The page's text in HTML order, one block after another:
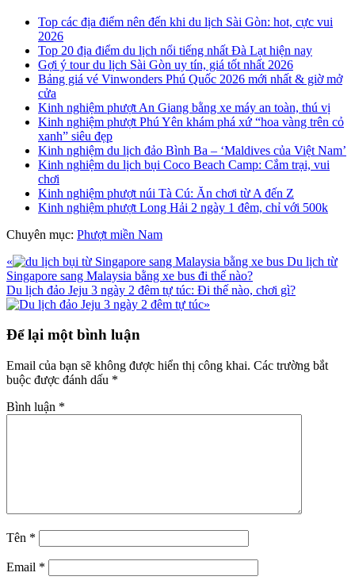
Top các địa điểm nên đến khi du lịch Sài Gòn: hot, cực vui
2026
Top 20 địa điểm du lịch nổi tiếng nhất Đà Lạt hiện nay
Gợi ý tour du lịch Sài Gòn uy tín, giá tốt nhất 2026
Bảng giá vé Vinwonders Phú Quốc 2026 mới nhất & giờ mở
cửa
Kinh nghiệm phượt An Giang bằng xe máy an toàn, thú vị
Kinh nghiệm phượt Phú Yên khám phá xứ “hoa vàng trên cỏ
xanh” siêu đẹp
Kinh nghiệm du lịch đảo Bình Ba – ‘Maldives của Việt Nam’
Kinh nghiệm du lịch bụi Coco Beach Camp: Cắm trại, vui
chơi
Kinh nghiệm phượt núi Tà Cú: Ăn chơi từ A đến Z
Kinh nghiệm phượt Long Hải 2 ngày 1 đêm, chỉ với 500k
Chuyên mục: Phượt miền Nam
Bài
viết
trước
«
Du lịch từ
Singapore sang Malaysia bằng xe bus đi thế nào?
Bài
viết
Du lịch đảo Jeju 3 ngày 2 đêm tự túc: Đi thế nào, chơi gì?
»
Interactions
Để lại một bình luận
Email của bạn sẽ không được hiển thị công khai. Các trường bắt
buộc được đánh dấu *
Bình luận *
Tên *
Email *